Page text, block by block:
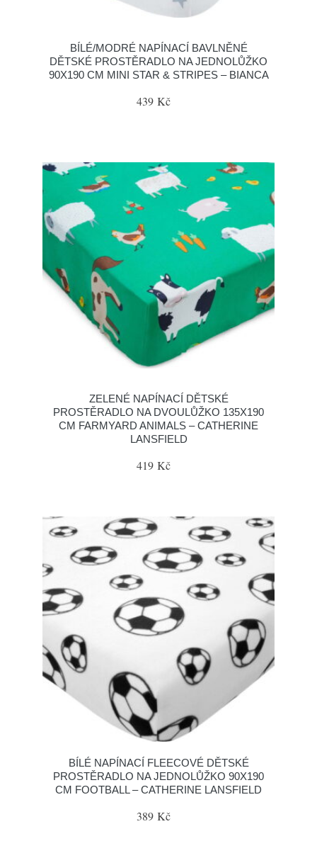
BÍLÉ/MODRÉ NAPÍNACÍ BAVLNĚNÉ
DĚTSKÉ PROSTĚRADLO NA JEDNOLŮŽKO
90X190 CM MINI STAR & STRIPES – BIANCA
439 Kč
ZELENÉ NAPÍNACÍ DĚTSKÉ
PROSTĚRADLO NA DVOULŮŽKO 135X190
CM FARMYARD ANIMALS – CATHERINE
LANSFIELD
419 Kč
BÍLÉ NAPÍNACÍ FLEECOVÉ DĚTSKÉ
PROSTĚRADLO NA JEDNOLŮŽKO 90X190
CM FOOTBALL – CATHERINE LANSFIELD
389 Kč